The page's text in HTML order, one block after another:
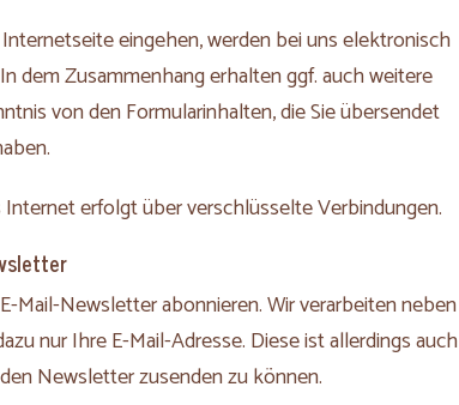
eingehen, werden bei uns elektronisch
dem Zusammenhang erhalten ggf. auch weitere
von den Formularinhalten, die Sie übersendet
erfolgt über verschlüsselte Verbindungen.
Mail-Newsletter abonnieren. Wir verarbeiten neben
nur Ihre E-Mail-Adresse. Diese ist allerdings auch
Newsletter zusenden zu können.